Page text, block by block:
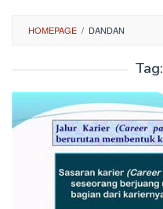
HOMEPAGE / DANDAN
Tag: